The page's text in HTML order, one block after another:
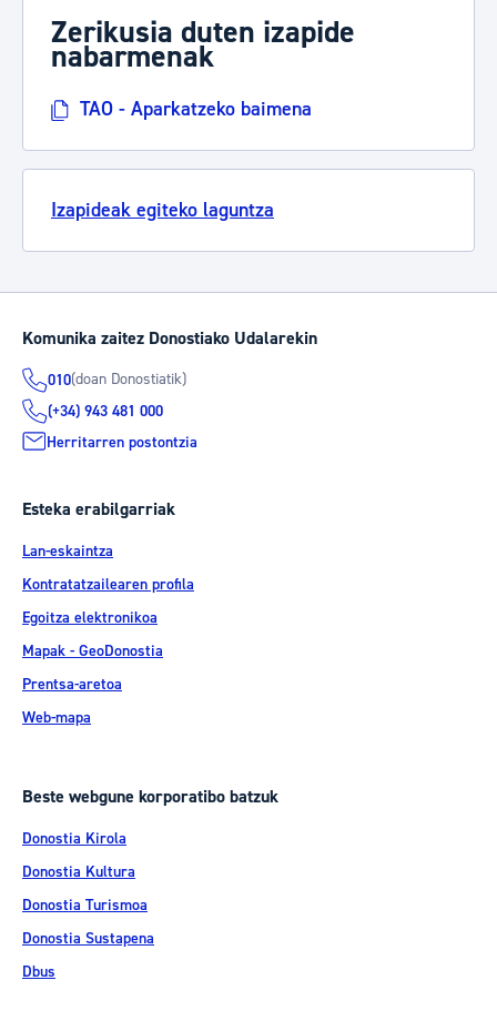
Zerikusia duten izapide
nabarmenak
TAO - Aparkatzeko baimena
Izapideak egiteko laguntza
Komunika zaitez Donostiako Udalarekin
010(doan Donostiatik)
(+34) 943 481 000
Herritarren postontzia
Esteka erabilgarriak
Lan-eskaintza
Kontratatzailearen profila
Egoitza elektronikoa
Mapak - GeoDonostia
Prentsa-aretoa
Web-mapa
Beste webgune korporatibo batzuk
Donostia Kirola
Donostia Kultura
Donostia Turismoa
Donostia Sustapena
Dbus